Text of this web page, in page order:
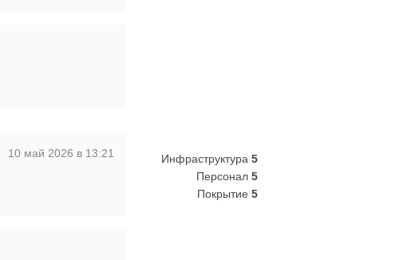
10 май 2026 в 13:21
Инфраструктура 5
Персонал 5
Покрытие 5